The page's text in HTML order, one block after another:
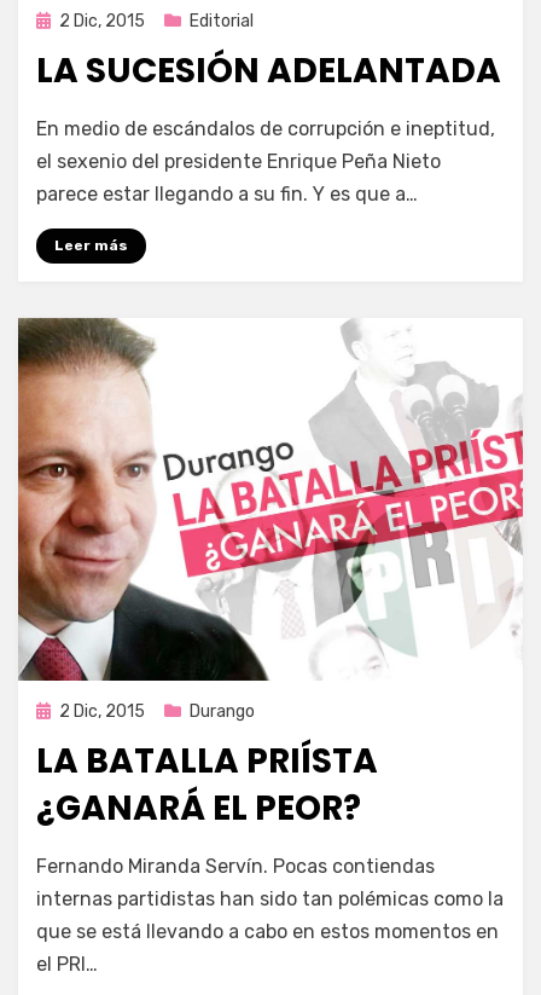
Publicada
2 Dic, 2015 Editorial
LA SUCESIÓN ADELANTADA
Enrique
En medio de escándalos de corrupción e ineptitud,
el sexenio del presidente Enrique Peña Nieto
parece estar llegando a su fin. Y es que a…
Leer más
Publicada
2 Dic, 2015 Durango
LA BATALLA PRIÍSTA
¿GANARÁ EL PEOR?
Enrique
Fernando Miranda Servín. Pocas contiendas
internas partidistas han sido tan polémicas como la
que se está llevando a cabo en estos momentos en
el PRI…